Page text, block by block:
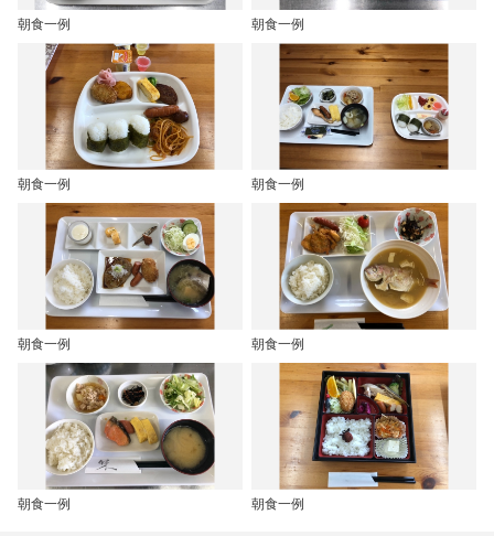
朝食一例 朝食一例
朝食一例 朝食一例
朝食一例 朝食一例
朝食一例 朝食一例